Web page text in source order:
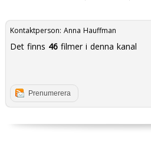
Kontaktperson: Anna Hauffman
Det finns 46filmer i denna kanal
Prenumerera